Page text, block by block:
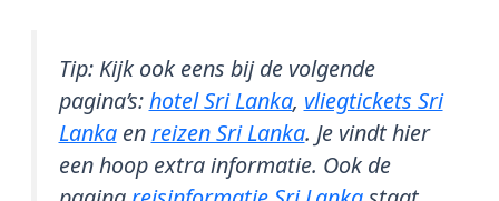
Tip: Kijk ook eens bij de volgende
pagina’s:hotel Sri Lanka, vliegtickets Sri
Lankaenreizen Sri Lanka. Je vindt hier
een hoop extra informatie. Ook de